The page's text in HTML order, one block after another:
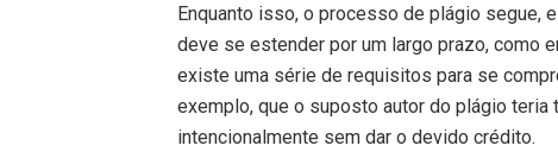
Enquanto isso, o processo de plágio segue,
deve se estender por um largo prazo, como
existe uma série de requisitos para se
exemplo, que o suposto autor do plágio
intencionalmente sem dar o devido crédito.